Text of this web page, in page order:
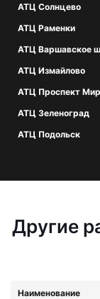
АТЦ Солнцево
АТЦ Раменки
АТЦ Варшавское ш
АТЦ Измайлово
АТЦ Проспект
АТЦ Зеленоград
АТЦ Подольск
Другие
Наименование